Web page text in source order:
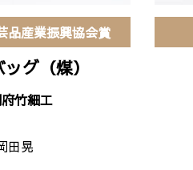
品産業振興協会賞
グ（煤）
竹細工
田晃